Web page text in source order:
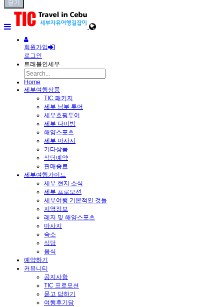
닫기
회원가입
로그인
트래블인세부
Home
세부여행상품
TIC 패키지
세부 남부 투어
세부호핑투어
세부 다이빙
해양스포츠
세부 마사지
기타상품
식당예약
판매종료
세부여행가이드
세부 현지 소식
세부 프로모션
세부여행 기본적인 것들
지역정보
레저 및 해양스포츠
마사지
숙소
식당
음식
예약하기
커뮤니티
공지사항
TIC 프로모션
묻고 답하기
여행후기담